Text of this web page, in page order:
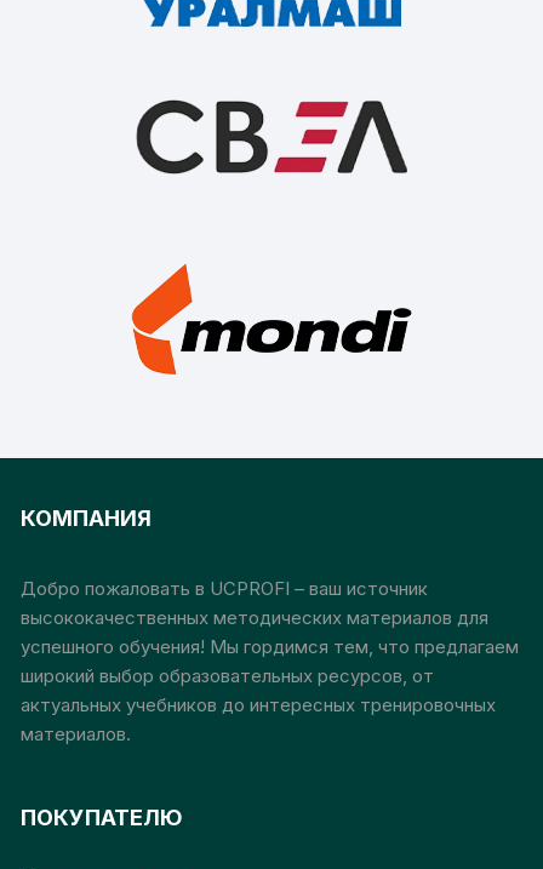
КОМПАНИЯ
Добро пожаловать в UCPROFI – ваш источник
высококачественных методических материалов для
успешного обучения! Мы гордимся тем, что предлагаем
широкий выбор образовательных ресурсов, от
актуальных учебников до интересных тренировочных
материалов.
ПОКУПАТЕЛЮ